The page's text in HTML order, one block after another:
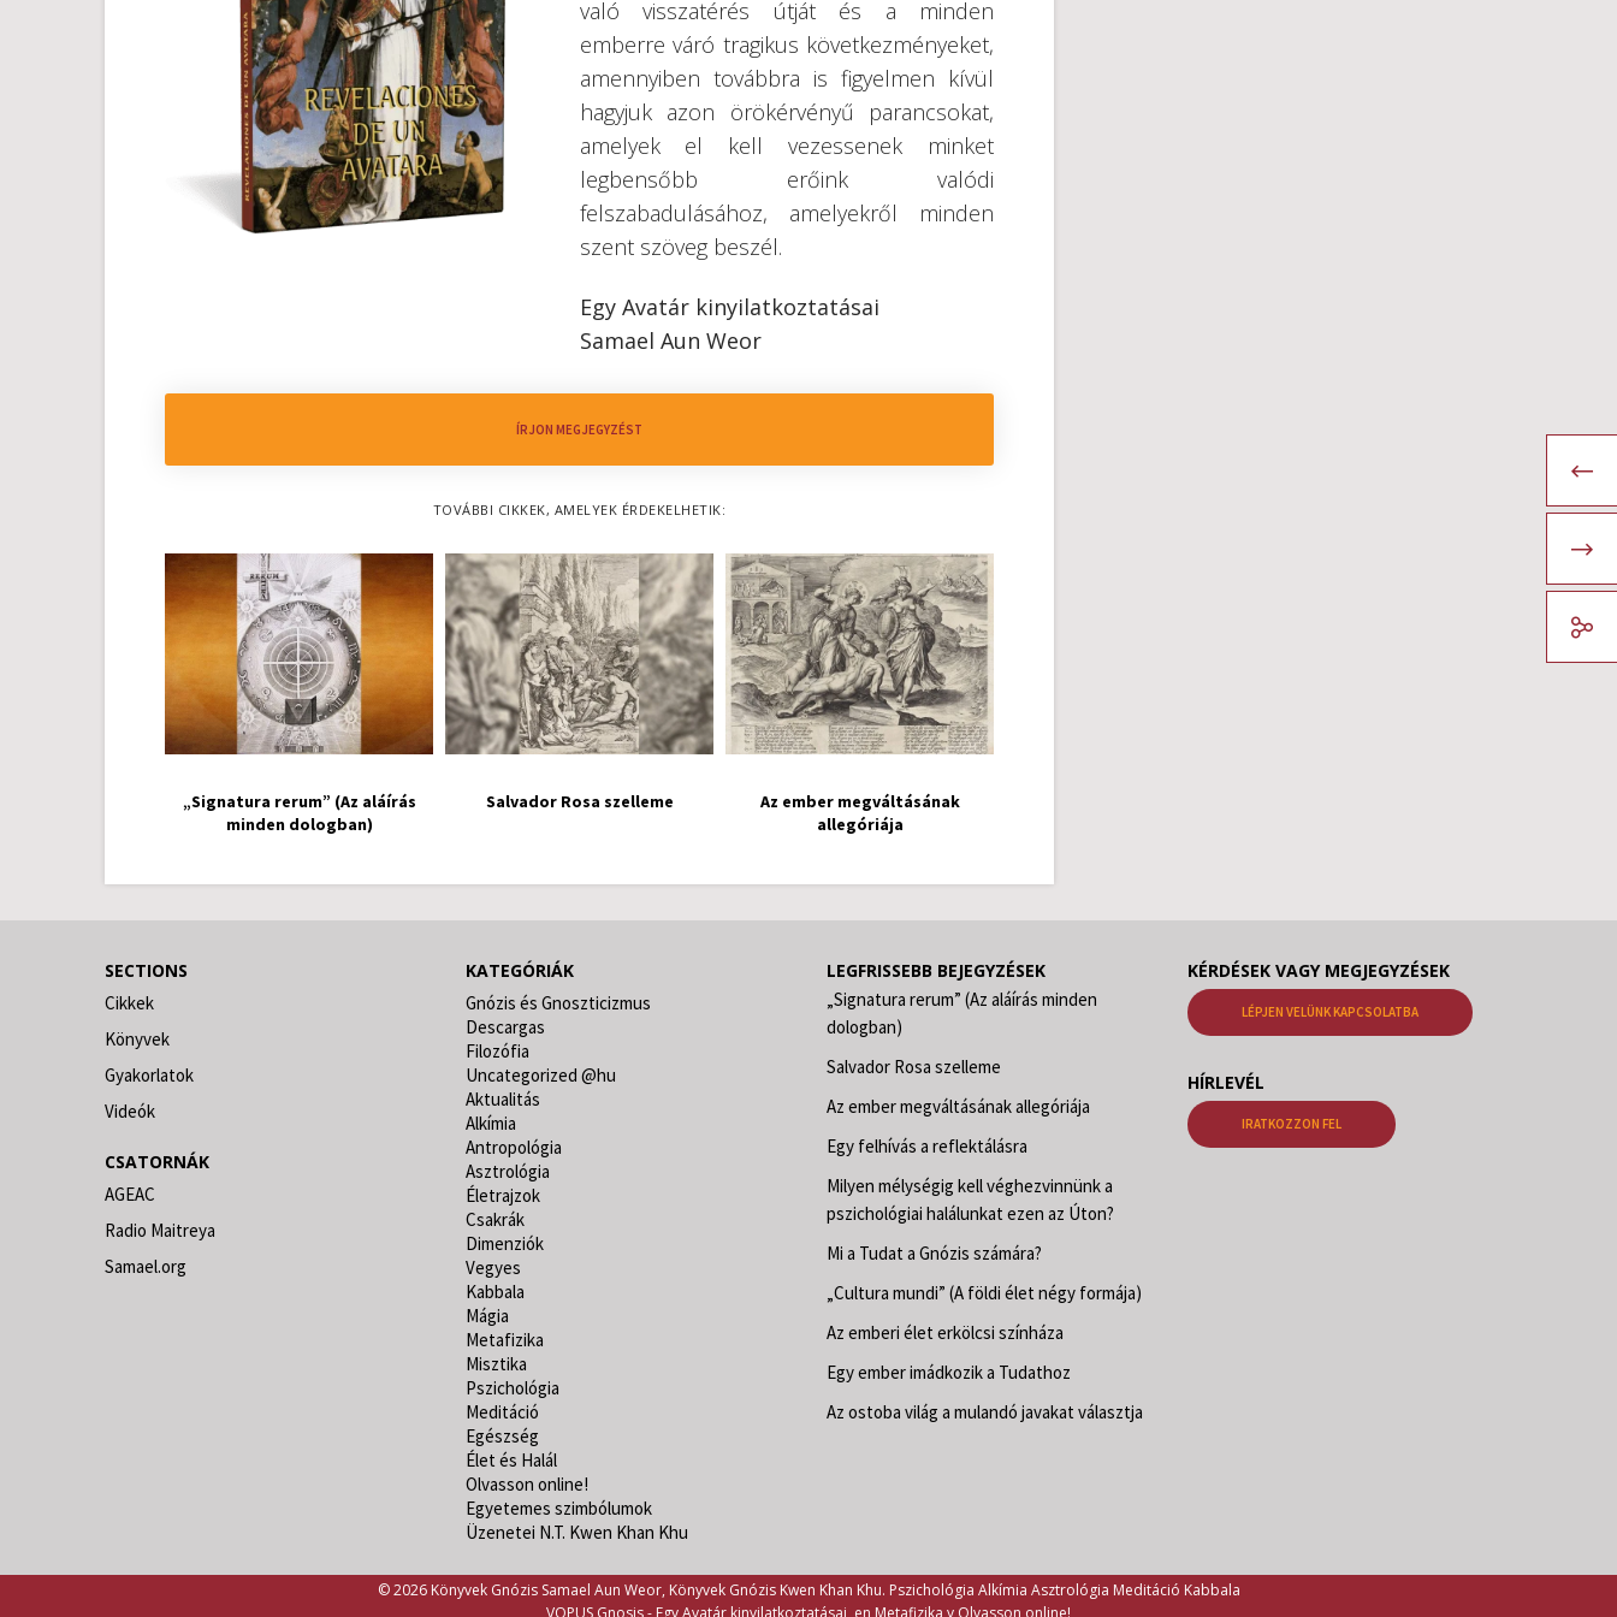
való visszatérés útját és a minden
emberre váró tragikus következményeket,
amennyiben továbbra is figyelmen kívül
hagyjuk azon örökérvényű parancsokat,
amelyek el kell vezessenek minket
legbensőbb erőink valódi
felszabadulásához, amelyekről minden
szent szöveg beszél.
Egy Avatár kinyilatkoztatásai
Samael Aun Weor
ÍRJON MEGJEGYZÉST
TOVÁBBI CIKKEK, AMELYEK ÉRDEKELHETIK:
„Signatura rerum” (Az aláírás
minden dologban)
Salvador Rosa szelleme
Az ember megváltásának
allegóriája
SECTIONS
Cikkek
Könyvek
Gyakorlatok
Videók
CSATORNÁK
AGEAC
Radio Maitreya
Samael.org
KATEGÓRIÁK
Gnózis és Gnoszticizmus
Descargas
Filozófia
Uncategorized @hu
Aktualitás
Alkímia
Antropológia
Asztrológia
Életrajzok
Csakrák
Dimenziók
Vegyes
Kabbala
Mágia
Metafizika
Misztika
Pszichológia
Meditáció
Egészség
Élet és Halál
Olvasson online!
Egyetemes szimbólumok
Üzenetei N.T. Kwen Khan Khu
LEGFRISSEBB BEJEGYZÉSEK
„Signatura rerum” (Az aláírás minden
dologban)
Salvador Rosa szelleme
Az ember megváltásának allegóriája
Egy felhívás a reflektálásra
Milyen mélységig kell véghezvinnünk a
pszichológiai halálunkat ezen az Úton?
Mi a Tudat a Gnózis számára?
„Cultura mundi” (A földi élet négy formája)
Az emberi élet erkölcsi színháza
Egy ember imádkozik a Tudathoz
Az ostoba világ a mulandó javakat választja
KÉRDÉSEK VAGY MEGJEGYZÉSEK
LÉPJEN VELÜNK KAPCSOLATBA
HÍRLEVÉL
IRATKOZZON FEL
© 2026 Könyvek Gnózis Samael Aun Weor, Könyvek Gnózis Kwen Khan Khu. Pszichológia Alkímia Asztrológia Meditáció Kabbala